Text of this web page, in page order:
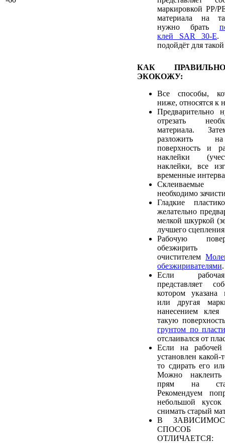
маркировкой PP/
материала на
нужно брать
клей SAR 30-E.
подойдёт для
КАК
ЭКОКОЖУ:
Все способы,
ниже, относятся к
Предварительно
отрезать
материала.
разложить
поверхность и
наклейки
наклейки, все
временные
необходимо
Гладкие
желательно
мелкой шкуркой
лучшего
Рабочую
обезжирить
очистителем
обезжиривателями.
Если
представляет
котором указана
или другая
нанесением клея
такую
грунтом по
отслаивался от
Если на рабочей
установлен какой-
то сдирать его
Можно
прям на
Рекомендуем
небольшой
снимать старый
В
СПОСОБ
ОТЛИЧАЕТСЯ: